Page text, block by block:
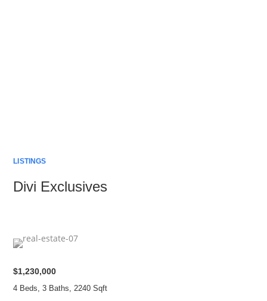
LISTINGS
Divi Exclusives
$1,230,000
4 Beds, 3 Baths, 2240 Sqft